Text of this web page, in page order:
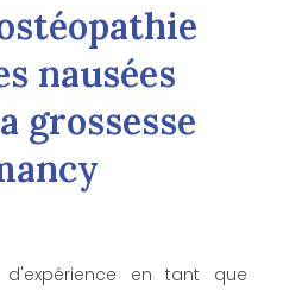
nausées
grossesse
en tant que